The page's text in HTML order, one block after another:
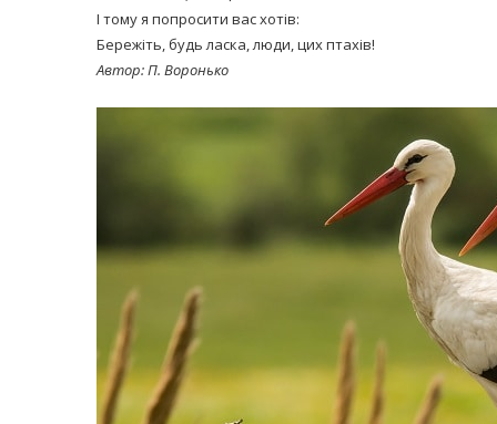
І тому я попросити вас хотів:
Бережіть, будь ласка, люди, цих птахів!
Автор: П. Воронько